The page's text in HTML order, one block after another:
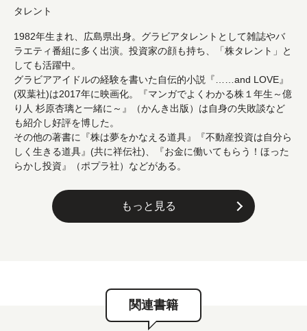
タレント
1982年生まれ、広島県出身。グラビアタレントとして雑誌やバ
ラエティ番組に多く出演。投資家の顔も持ち、「株タレント」と
しても活躍中。
グラビアアイドルの経験を書いた自伝的小説『……and LOVE』
(双葉社)は2017年に映画化。『マンガでよくわかる株１年生～億
り人 杉原杏璃と一緒に～』（かんき出版）は自身の失敗談など
も紹介し好評を博した。
その他の著書に『株は夢をかなえる道具』『不動産投資は自分ら
しく生きる道具』(共に祥伝社)、『お金に働いてもらう！ほった
らかし投資』（ポプラ社）などがある。
もっと見る
関連書籍